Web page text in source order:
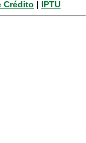
Crédito | IPTU